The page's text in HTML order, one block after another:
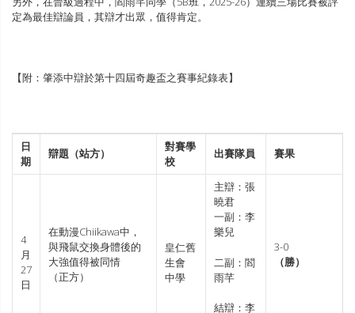
定為最佳辯論員，其辯才出眾，值得肯定。
【附：肇添中辯於第十四屆奇趣盃之賽事紀錄表】
日
期
辯題（站方）
對賽學
校
出賽隊員 賽果
4
月
27
日
在動漫Chiikawa中，
與飛鼠交換身體後的
大強值得被同情
（正方）
皇仁舊
生會
中學
主辯：張
曉君
一副：李
樂兒
二副：閻
雨芊
結辯：李
3-0
（勝）